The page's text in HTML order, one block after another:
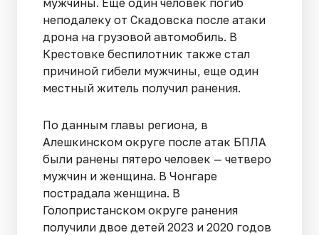
неподалеку от Скадовска после атаки
дрона на грузовой автомобиль. В
Крестовке беспилотник также стал
причиной гибели мужчины, еще один
местный житель получил ранения.
По данным главы региона, в
Алешкинском округе после атак БПЛА
были ранены пятеро человек — четверо
мужчин и женщина. В Чонгаре
пострадала женщина. В
Голопристанском округе ранения
получили двое детей 2023 и 2020 годов